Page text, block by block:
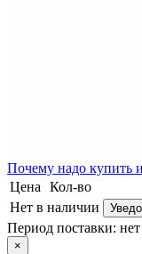
Почему надо купить
Цена
Кол-во
Нет в наличии
Период поставки:
×